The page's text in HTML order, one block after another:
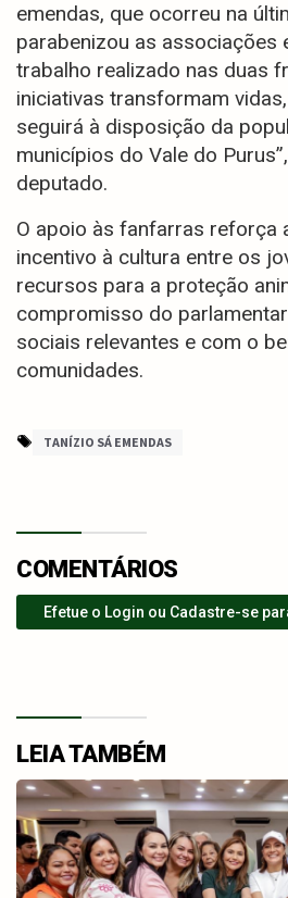
emendas, que ocorreu na
parabenizou as associações
trabalho realizado nas duas
iniciativas transformam
seguirá à disposição da
municípios do Vale do
deputado.
O apoio às fanfarras reforça
incentivo à cultura entre os
recursos para a proteção
compromisso do
sociais relevantes e com o
comunidades.
TANÍZIO SÁ EMENDAS
COMENTÁRIOS
Efetue o Login ou Cadastre-se
LEIA TAMBÉM